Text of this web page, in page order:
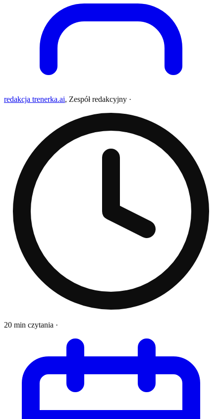
redakcja trenerka.ai, Zespół redakcyjny ·
20 min czytania ·